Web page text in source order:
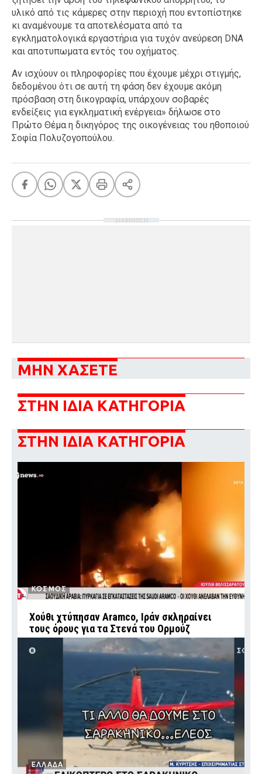
υλικό από τις κάμερες στην περιοχή που εντοπίστηκε
κι αναμένουμε τα αποτελέσματα από τα
εγκληματολογικά εργαστήρια για τυχόν ανεύρεση DNA
και αποτυπωματα εντός του οχήματος.
Αν ισχύουν οι πληροφορίες που έχουμε μέχρι στιγμής,
δεδομένου ότι σε αυτή τη φάση δεν έχουμε ακόμη
πρόσβαση στη δικογραφία, υπάρχουν σοβαρές
ενδείξεις για εγκληματική ενέργεια» δήλωσε στο
Πρώτο Θέμα η δικηγόρος της οικογένειας του ηθοποιού
Σοφία Πολυζογοπούλου.
ΔΙΑΦΗΜΙΣΗ
ΜΗΝ ΧΑΣΕΤΕ
ΣΤΗΝ ΙΔΙΑ ΚΑΤΗΓΟΡΙΑ
ΣΤΗΝ ΙΔΙΑ ΚΑΤΗΓΟΡΙΑ
ΚΟΣΜΟΣ
Χούθι χτύπησαν Aramco, Ιράν σκληραίνει
τους όρους για τα Στενά του Ορμούζ
ΕΛΛΑΔΑ